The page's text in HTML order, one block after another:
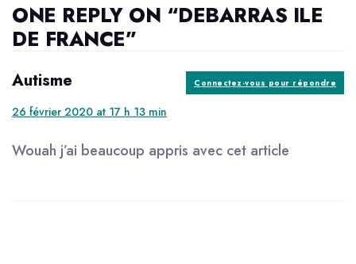
ONE REPLY ON “DEBARRAS ILE
DE FRANCE”
Autisme
26 février 2020 at 17 h 13 min
Wouah j’ai beaucoup appris avec cet article
Connectez-vous pour répondre